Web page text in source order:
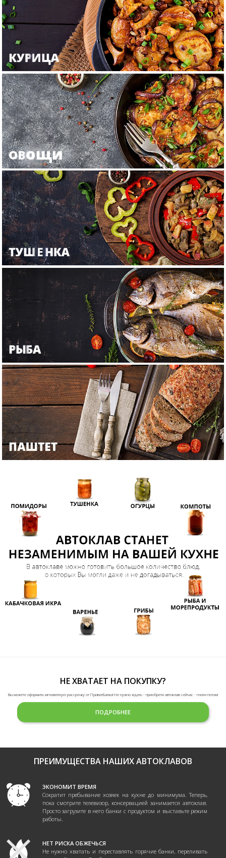
НЕ ХВАТАЕТ НА ПОКУПКУ?
Вы можете оформить мгновенную рассрочку от ПриватБанка! Не нужно ждать - приобрети автоклав сейчас - плати потом!
ПОДРОБНЕЕ
ПРЕИМУЩЕСТВА НАШИХ АВТОКЛАВОВ
ЭКОНОМИТ ВРЕМЯ
Сократит пребывание хозяек на кухне до минимума. Теперь,
пока смотрите телевизор, консервацией занимается автоклав.
Просто загрузите в него банки с продуктом и выставьте режим
работы.
НЕТ РИСКА ОБЖЕЧЬСЯ
Не нужно хватать и переставлять горячие банки, переливать